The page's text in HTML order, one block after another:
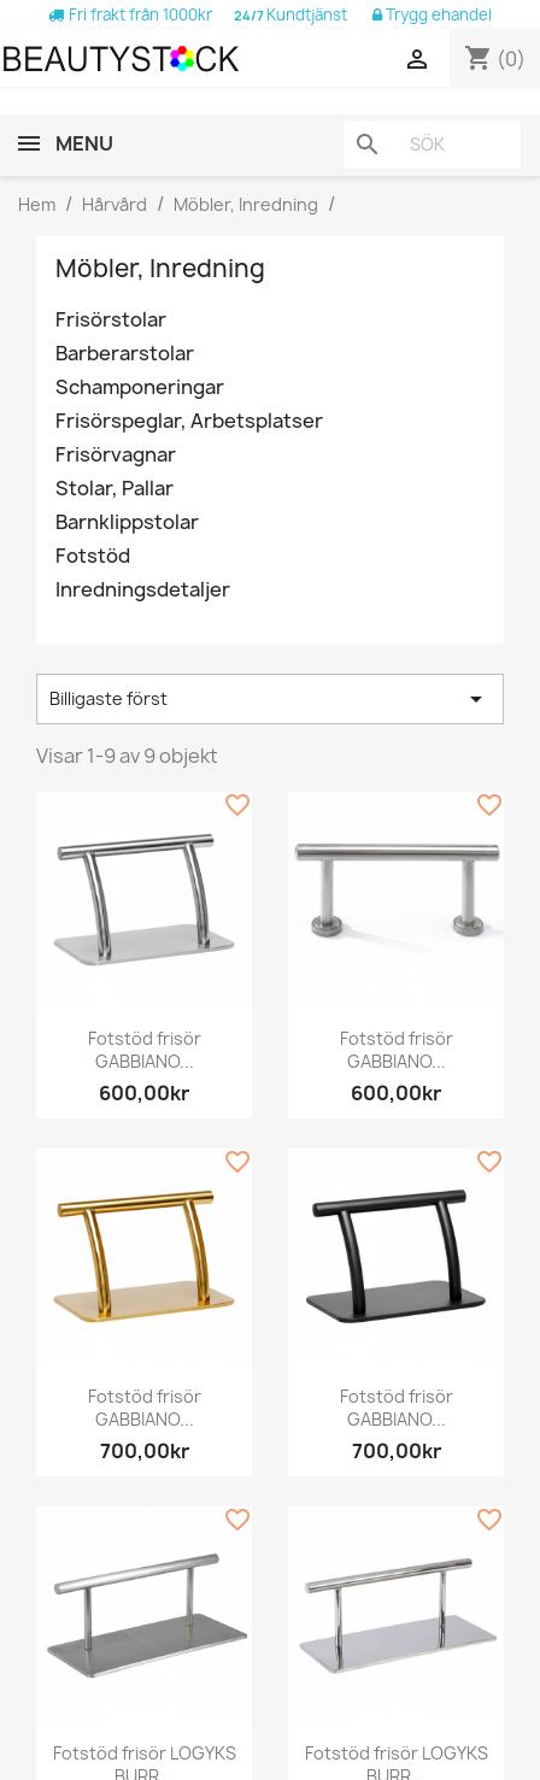
Fri frakt från 1000kr 24/7 Kundtjänst Trygg ehandel
shopping_cart (0)

MENU search
Hem Hårvård Möbler, Inredning
Möbler, Inredning
Frisörstolar
Barberarstolar
Schamponeringar
Frisörspeglar, Arbetsplatser
Frisörvagnar
Stolar, Pallar
Barnklippstolar
Fotstöd
Inredningsdetaljer
Billigaste först 
Visar 1-9 av 9 objekt
Fotstöd frisör
GABBIANO...
600,00kr
favorite_border
Fotstöd frisör
GABBIANO...
600,00kr
favorite_border
Fotstöd frisör
GABBIANO...
700,00kr
favorite_border
Fotstöd frisör
GABBIANO...
700,00kr
favorite_border
Fotstöd frisör LOGYKS
favorite_border
Fotstöd frisör LOGYKS
favorite_border